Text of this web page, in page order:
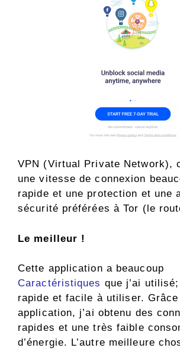
VPN (Virtual Private Network),
une vitesse de connexion
rapide et une protection et une
sécurité préférées à Tor (le
Le meilleur !
Cette application a beaucoup
Caractéristiques que j’ai
rapide et facile à utiliser.
application, j’ai obtenu des
rapides et une très faible
d’énergie. L’autre meilleure